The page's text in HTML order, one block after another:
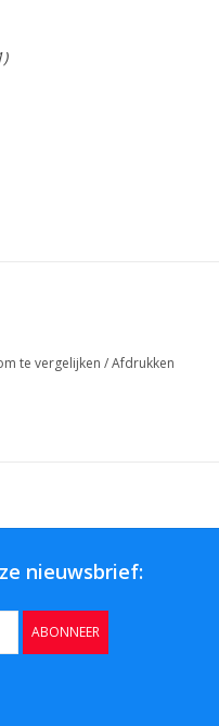
te vergelijken /Afdrukken
nieuwsbrief:
ABONNEER